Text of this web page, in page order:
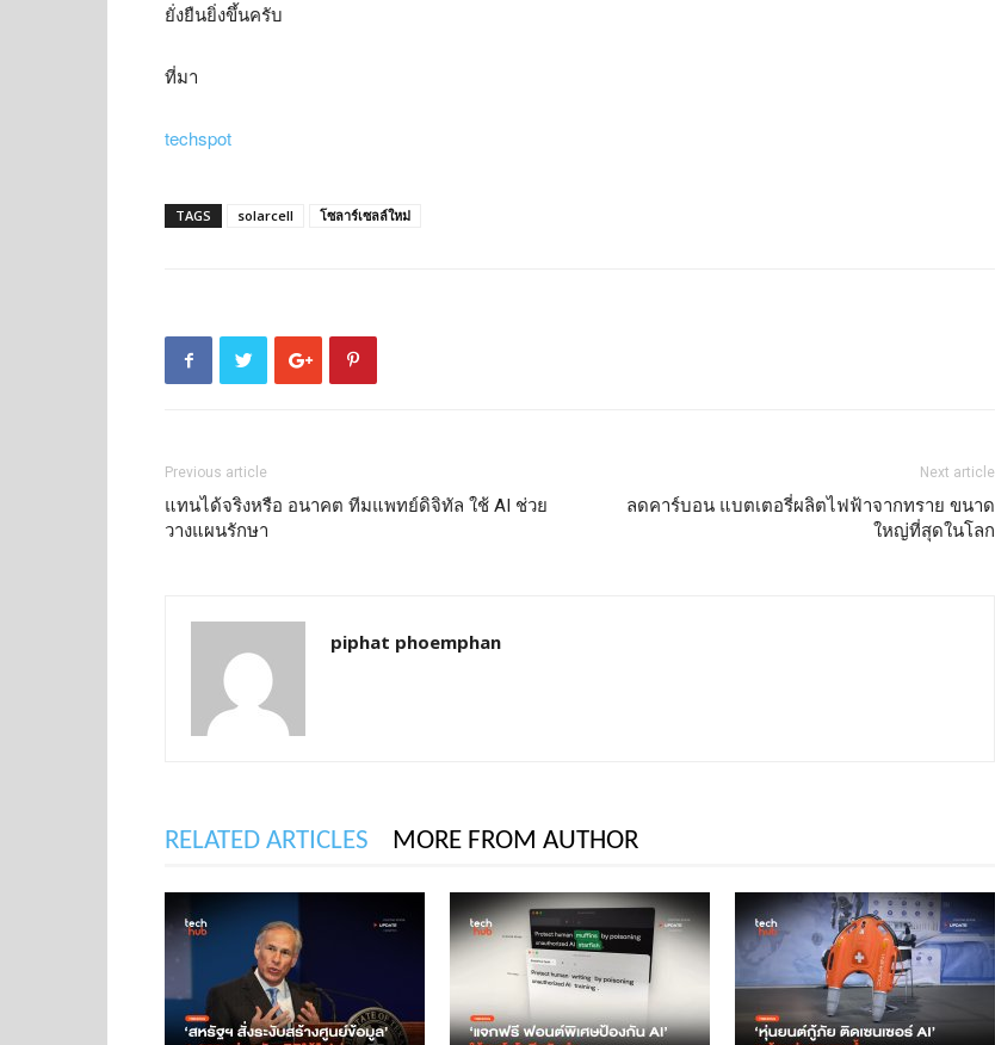
ยั่งยืนยิ่งขึ้นครับ
ที่มา
techspot
TAGS solarcell โซลาร์เซลล์ใหม่
Previous article
แทนได้จริงหรือ อนาคต ทีมแพทย์ดิจิทัล ใช้ AI ช่วย
วางแผนรักษา
Next article
ลดคาร์บอน แบตเตอรี่ผลิตไฟฟ้าจากทราย ขนาด
ใหญ่ที่สุดในโลก
piphat phoemphan
RELATED ARTICLES MORE FROM AUTHOR